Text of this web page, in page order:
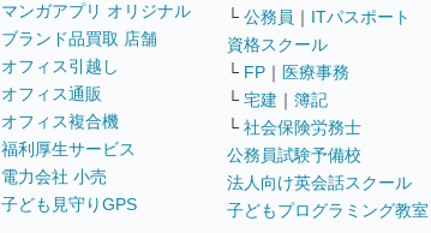
マンガアプリ オリジナル
ブランド品買取 店舗
オフィス引越し
オフィス通販
オフィス複合機
福利厚生サービス
電力会社 小売
子ども見守りGPS
└ 公務員 ｜ ITパスポート
資格スクール
└ FP ｜ 医療事務
└ 宅建 ｜ 簿記
└ 社会保険労務士
公務員試験予備校
法人向け英会話スクール
子どもプログラミング教室